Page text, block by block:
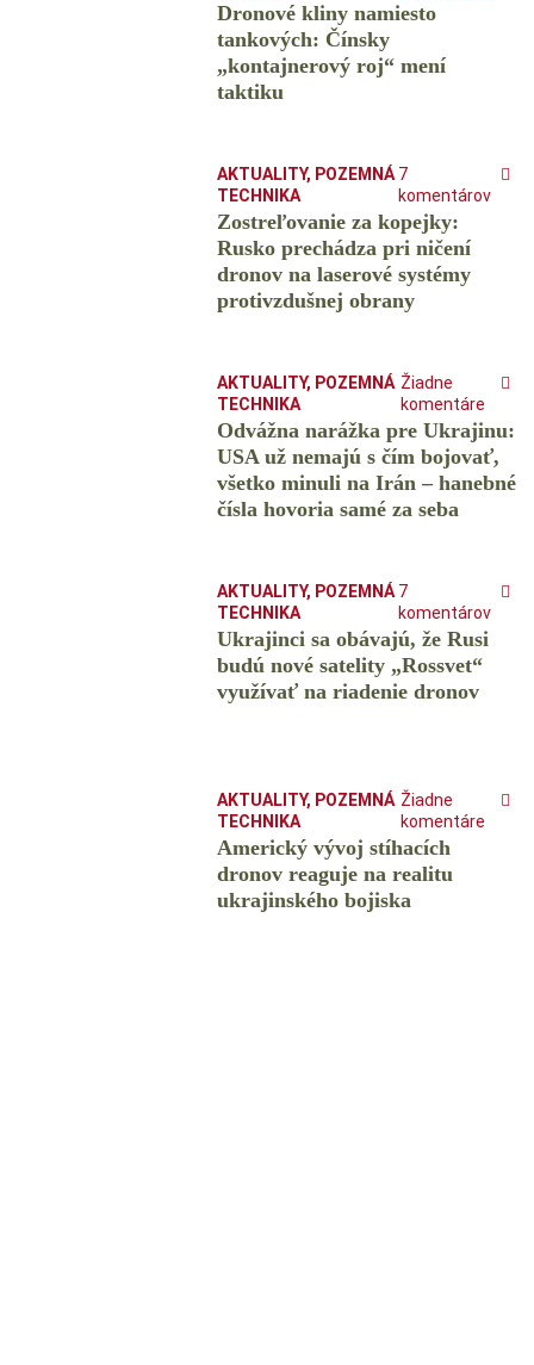
Dronové kliny namiesto
tankových: Čínsky
️„kontajnerový roj“ mení
taktiku
AKTUALITY, POZEMNÁ
TECHNIKA
7
komentárov
Zostreľovanie za kopejky:
Rusko prechádza pri ničení
dronov na laserové systémy
protivzdušnej obrany
AKTUALITY, POZEMNÁ
TECHNIKA
Žiadne
komentáre
Odvážna narážka pre Ukrajinu:
USA už nemajú s čím bojovať,
všetko minuli na Irán – hanebné
čísla hovoria samé za seba
AKTUALITY, POZEMNÁ
TECHNIKA
7
komentárov
Ukrajinci sa obávajú, že Rusi
budú nové satelity „Rossvet“
využívať na riadenie dronov
AKTUALITY, POZEMNÁ
TECHNIKA
Žiadne
komentáre
Americký vývoj stíhacích
dronov reaguje na realitu
ukrajinského bojiska